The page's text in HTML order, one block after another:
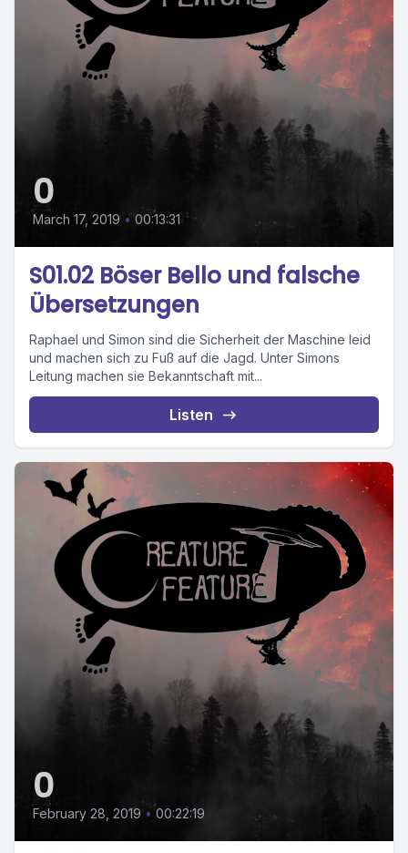
0
March 17, 2019 • 00:13:31
S01.02 Böser Bello und falsche
Übersetzungen
Raphael und Simon sind die Sicherheit der Maschine leid
und machen sich zu Fuß auf die Jagd. Unter Simons
Leitung machen sie Bekanntschaft mit...
Listen
0
February 28, 2019 • 00:22:19